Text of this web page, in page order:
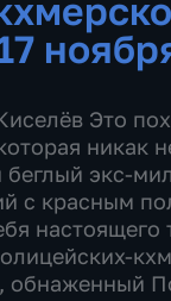
Это
никак
беглый экс-
с красным
настоящего
обнаженный